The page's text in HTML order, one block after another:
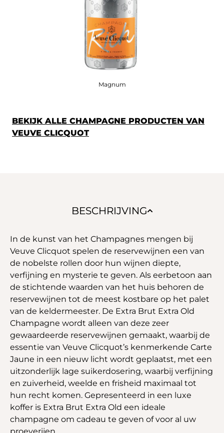
Magnum
BEKIJK ALLE CHAMPAGNE PRODUCTEN VAN
VEUVE CLICQUOT
BESCHRIJVING
In de kunst van het Champagnes mengen bij
Veuve Clicquot spelen de reservewijnen een van
de nobelste rollen door hun wijnen diepte,
verfijning en mysterie te geven. Als eerbetoon aan
de stichtende waarden van het huis behoren de
reservewijnen tot de meest kostbare op het palet
van de keldermeester. De Extra Brut Extra Old
Champagne wordt alleen van deze zeer
gewaardeerde reservewijnen gemaakt, waarbij de
essentie van Veuve Clicquot’s kenmerkende Carte
Jaune in een nieuw licht wordt geplaatst, met een
uitzonderlijk lage suikerdosering, waarbij verfijning
en zuiverheid, weelde en frisheid maximaal tot
hun recht komen. Gepresenteerd in een luxe
koffer is Extra Brut Extra Old een ideale
champagne om cadeau te geven of voor al uw
proeverijen.